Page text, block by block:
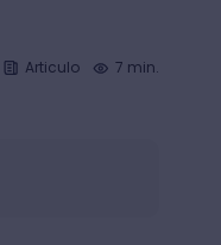
Articulo 7 min.